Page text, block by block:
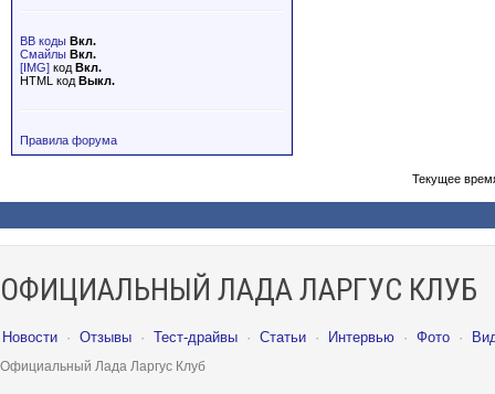
BB коды Вкл.
Смайлы Вкл.
[IMG] код Вкл.
HTML код Выкл.
Правила форума
Текущее
ОФИЦИАЛЬНЫЙ ЛАДА ЛАРГУС КЛУБ
Новости · Отзывы · Тест-драйвы · Статьи · Интервью · Фото ·
Официальный Лада Ларгус Клуб